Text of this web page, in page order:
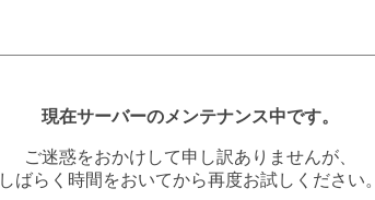
現在サーバーのメンテナンス中です。
ご迷惑をおかけして申し訳ありませんが、
しばらく時間をおいてから再度お試しください。